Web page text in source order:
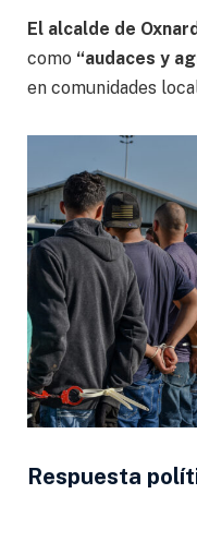
El alcalde de Oxnard
como “audaces y
en comunidades
Respuesta